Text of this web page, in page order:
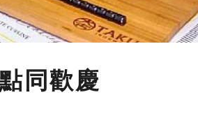
同歡慶